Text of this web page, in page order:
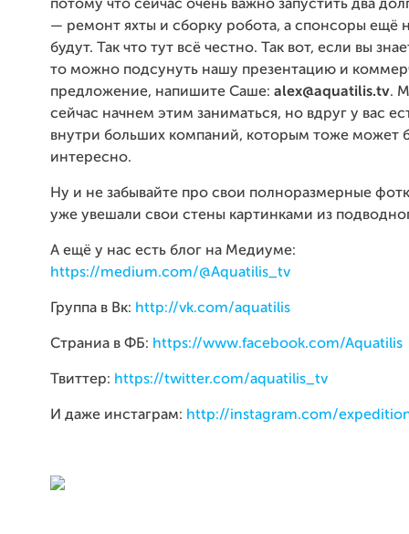
потому что сейчас очень важно запустить два
— ремонт яхты и сборку робота, а спонсоры ещё
будут. Так что тут всё честно. Так вот, если вы
то можно подсунуть нашу презентацию и
предложение, напишите Саше: alex@aquatilis.tv.
сейчас начнем этим заниматься, но вдруг у вас
внутри больших компаний, которым тоже может
интересно.
Ну и не забывайте про свои полноразмерные
уже увешали свои стены картинками из
А ещё у нас есть блог на Медиуме:
https://medium.com/@Aquatilis_tv
Группа в Вк: http://vk.com/aquatilis
Страниа в ФБ: https://www.facebook.com/Aquatilis
Твиттер: https://twitter.com/aquatilis_tv
И даже инстаграм: http://instagram.com/